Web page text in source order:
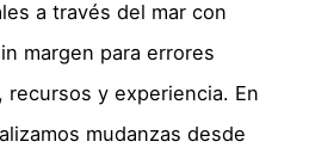
a través del mar con
margen para errores
y experiencia. En
mudanzas desde